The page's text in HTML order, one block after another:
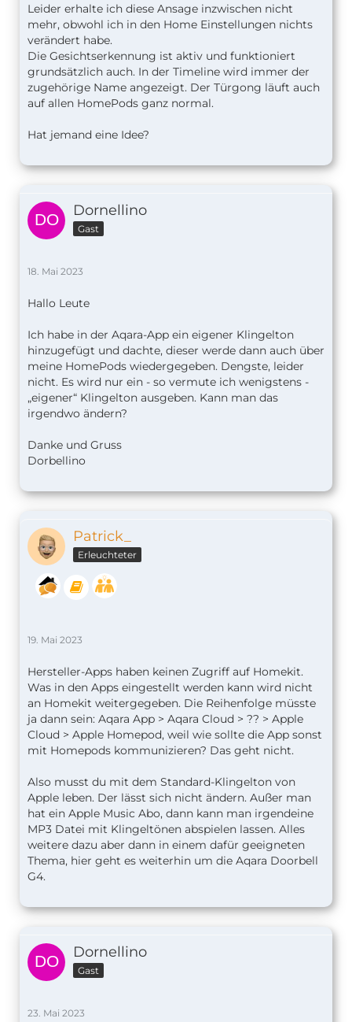
Leider erhalte ich diese Ansage inzwischen nicht
mehr, obwohl ich in den Home Einstellungen nichts
verändert habe.
Die Gesichtserkennung ist aktiv und funktioniert
grundsätzlich auch. In der Timeline wird immer der
zugehörige Name angezeigt. Der Türgong läuft auch
auf allen HomePods ganz normal.
Hat jemand eine Idee?
Dornellino
Gast
18. Mai 2023
Hallo Leute
Ich habe in der Aqara-App ein eigener Klingelton
hinzugefügt und dachte, dieser werde dann auch über
meine HomePods wiedergegeben. Dengste, leider
nicht. Es wird nur ein - so vermute ich wenigstens -
„eigener“ Klingelton ausgeben. Kann man das
irgendwo ändern?
Danke und Gruss
Dorbellino
Patrick_
Erleuchteter
19. Mai 2023
Hersteller-Apps haben keinen Zugriff auf Homekit.
Was in den Apps eingestellt werden kann wird nicht
an Homekit weitergegeben. Die Reihenfolge müsste
ja dann sein: Aqara App > Aqara Cloud > ?? > Apple
Cloud > Apple Homepod, weil wie sollte die App sonst
mit Homepods kommunizieren? Das geht nicht.
Also musst du mit dem Standard-Klingelton von
Apple leben. Der lässt sich nicht ändern. Außer man
hat ein Apple Music Abo, dann kann man irgendeine
MP3 Datei mit Klingeltönen abspielen lassen. Alles
weitere dazu aber dann in einem dafür geeigneten
Thema, hier geht es weiterhin um die Aqara Doorbell
G4.
Dornellino
Gast
23. Mai 2023